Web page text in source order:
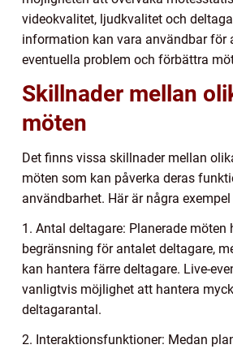
videokvalitet, ljudkvalitet och
information kan vara användbar för
eventuella problem och förbättra
Skillnader mellan
möten
Det finns vissa skillnader mellan
möten som kan påverka deras
användbarhet. Här är några
1. Antal deltagare: Planerade möten
begränsning för antalet deltagare,
kan hantera färre deltagare. Live-
vanligtvis möjlighet att hantera
deltagarantal.
2. Interaktionsfunktioner: Medan